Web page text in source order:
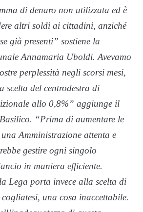
di denaro non utilizzata ed è
altri soldi ai cittadini, anziché
già presenti” sostiene la
Annamaria Uboldi. Avevamo
perplessità negli scorsi mesi,
scelta del centrodestra di
allo 0,8%” aggiunge il
“Prima di aumentare le
Amministrazione attenta e
gestire ogni singolo
in maniera efficiente.
Lega porta invece alla scelta di
una cosa inaccettabile.